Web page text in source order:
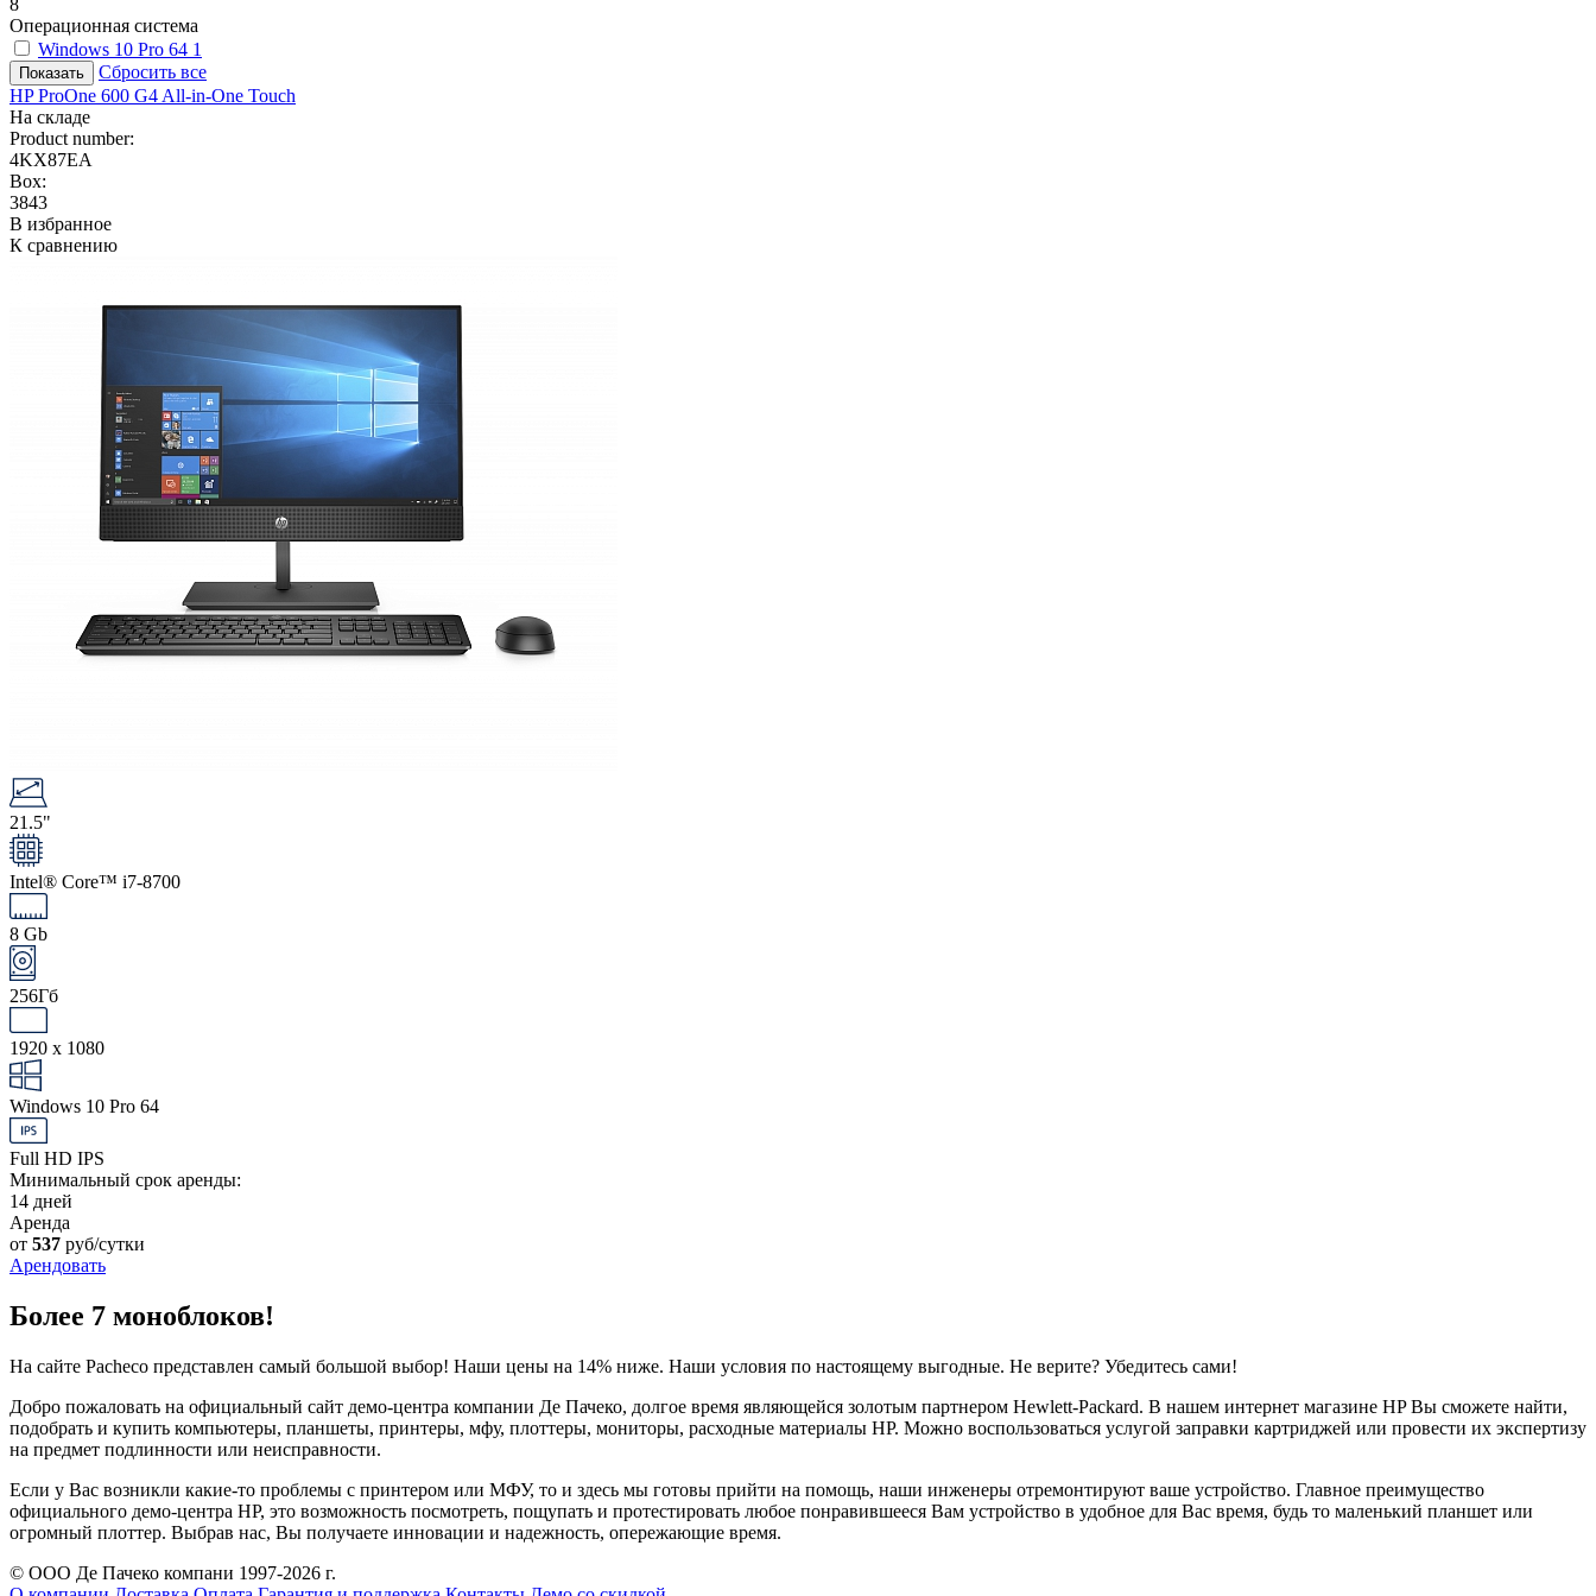
Операционная система
Windows 10 Pro 64 1
Сбросить все
HP ProOne 600 G4 All-in-One Touch
На складе
Product number:
4KX87EA
Box:
3843
В избранное
К сравнению
21.5"
Intel® Core™ i7-8700
8 Gb
256Гб
1920 x 1080
Windows 10 Pro 64
Full HD IPS
Минимальный срок аренды:
14 дней
Аренда
от 537 руб/сутки
Арендовать
Более 7 моноблоков!
На сайте Pacheco представлен самый большой выбор! Наши цены на 14% ниже. Наши условия по настоящему выгодные. Не верите? Убедитесь сами!
Добро пожаловать на официальный сайт демо-центра компании Де Пачеко, долгое время являющейся золотым партнером Hewlett-Packard. В нашем интернет магазине HP Вы сможете найти,
подобрать и купить компьютеры, планшеты, принтеры, мфу, плоттеры, мониторы, расходные материалы HP. Можно воспользоваться услугой заправки картриджей или провести их экспертизу
на предмет подлинности или неисправности.
Если у Вас возникли какие-то проблемы с принтером или МФУ, то и здесь мы готовы прийти на помощь, наши инженеры отремонтируют ваше устройство. Главное преимущество
официального демо-центра HP, это возможность посмотреть, пощупать и протестировать любое понравившееся Вам устройство в удобное для Вас время, будь то маленький планшет или
огромный плоттер. Выбрав нас, Вы получаете инновации и надежность, опережающие время.
© ООО Де Пачеко компани 1997-2026 г.